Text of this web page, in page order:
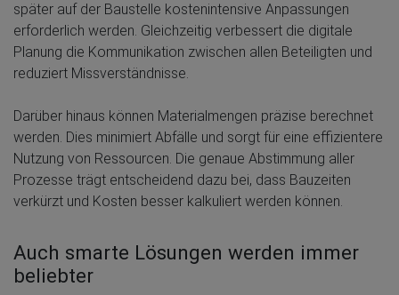
später auf der Baustelle kostenintensive Anpassungen
erforderlich werden. Gleichzeitig verbessert die digitale
Planung die Kommunikation zwischen allen Beteiligten und
reduziert Missverständnisse.
Darüber hinaus können Materialmengen präzise berechnet
werden. Dies minimiert Abfälle und sorgt für eine effizientere
Nutzung von Ressourcen. Die genaue Abstimmung aller
Prozesse trägt entscheidend dazu bei, dass Bauzeiten
verkürzt und Kosten besser kalkuliert werden können.
Auch smarte Lösungen werden immer
beliebter